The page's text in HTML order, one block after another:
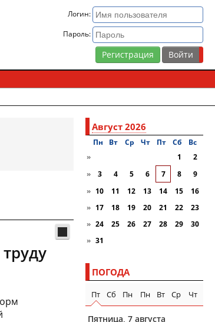
Логин:
Пароль:
Регистрация
Август 2026
Пн Вт Ср Чт Пт Сб
Вc
»
1
2
»
3 4 5 6 7 8
9
» 10 11 12 13 14 15
16
» 17 18 19 20 21 22
23
» 24 25 26 27 28 29
30
» 31
ПОГОДА
Пт Сб Пн Пн Вт Ср Чт
Пятница, 7 августа